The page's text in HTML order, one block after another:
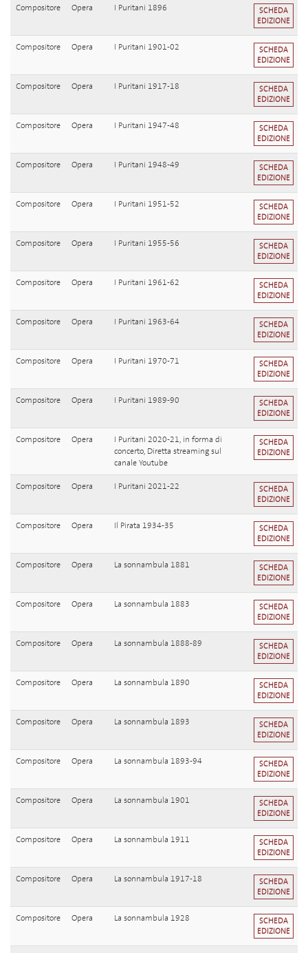
Compositore Opera I Puritani 1896
SCHEDA
EDIZIONE
Compositore Opera I Puritani 1901-02
SCHEDA
EDIZIONE
Compositore Opera I Puritani 1917-18
SCHEDA
EDIZIONE
Compositore Opera I Puritani 1947-48
SCHEDA
EDIZIONE
Compositore Opera I Puritani 1948-49
SCHEDA
EDIZIONE
Compositore Opera I Puritani 1951-52
SCHEDA
EDIZIONE
Compositore Opera I Puritani 1955-56
SCHEDA
EDIZIONE
Compositore Opera I Puritani 1961-62
SCHEDA
EDIZIONE
Compositore Opera I Puritani 1963-64
SCHEDA
EDIZIONE
Compositore Opera I Puritani 1970-71
SCHEDA
EDIZIONE
Compositore Opera I Puritani 1989-90
SCHEDA
EDIZIONE
Compositore Opera
I Puritani 2020-21, in forma di
concerto, Diretta streaming sul
canale Youtube
SCHEDA
EDIZIONE
Compositore Opera I Puritani 2021-22
SCHEDA
EDIZIONE
Compositore Opera Il Pirata 1934-35
SCHEDA
EDIZIONE
Compositore Opera La sonnambula 1881
SCHEDA
EDIZIONE
Compositore Opera La sonnambula 1883
SCHEDA
EDIZIONE
Compositore Opera La sonnambula 1888-89
SCHEDA
EDIZIONE
Compositore Opera La sonnambula 1890
SCHEDA
EDIZIONE
Compositore Opera La sonnambula 1893
SCHEDA
EDIZIONE
Compositore Opera La sonnambula 1893-94
SCHEDA
EDIZIONE
Compositore Opera La sonnambula 1901
SCHEDA
EDIZIONE
Compositore Opera La sonnambula 1911
SCHEDA
EDIZIONE
Compositore Opera La sonnambula 1917-18
SCHEDA
EDIZIONE
Compositore Opera La sonnambula 1928
SCHEDA
EDIZIONE